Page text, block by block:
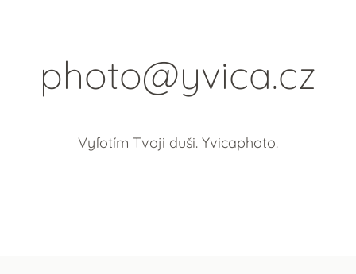
photo@yvica.cz
Vyfotím Tvoji duši. Yvicaphoto.